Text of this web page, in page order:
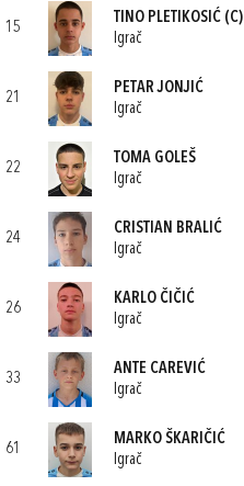
15
TINO PLETIKOSIĆ (C)
Igrač
21
PETAR JONJIĆ
Igrač
22
TOMA GOLEŠ
Igrač
24
CRISTIAN BRALIĆ
Igrač
26
KARLO ČIČIĆ
Igrač
33
ANTE CAREVIĆ
Igrač
61
MARKO ŠKARIČIĆ
Igrač